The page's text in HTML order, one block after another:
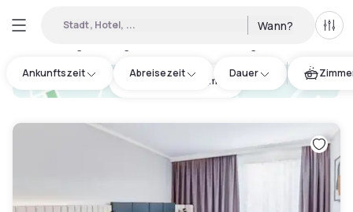
Stadt, Hotel, ... Wann? Alle
Ankunftszeit Abreisezeit Dauer
hotel.cta.view_map